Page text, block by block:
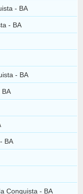
- BA
- BA
- BA
BA
BA
Conquista - BA